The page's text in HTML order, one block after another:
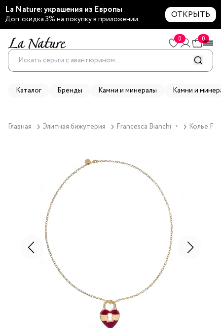
La Nature: украшения из Европы
Доп. скидка 3% на покупку в приложении ОТКРЫТЬ
0 0
Каталог Бренды Камни и минералы Камни и
Главная Элитная бижутерия Francesca Bianchi ▼ Колье